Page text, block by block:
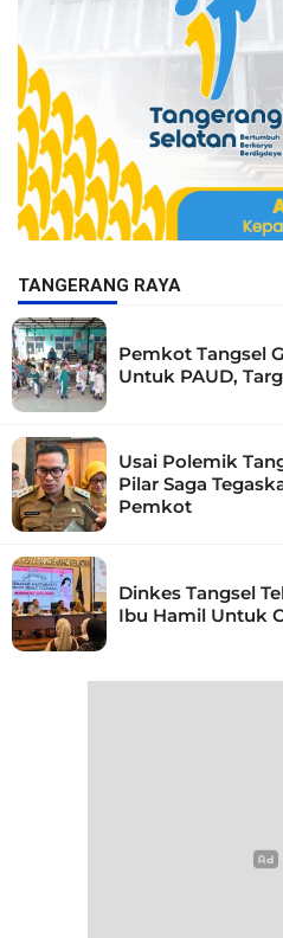
TANGERANG RAYA
Pemkot Tangsel
Untuk PAUD,
Usai Polemik
Pilar Saga
Pemkot
Dinkes Tangsel
Ibu Hamil Untuk